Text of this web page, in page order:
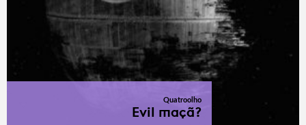
Quatroolho
Evil maçã?